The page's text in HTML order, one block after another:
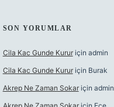
SON YORUMLAR
Cila Kac Gunde Kururiçin admin
Cila Kac Gunde Kururiçin Burak
Akrep Ne Zaman Sokariçin admin